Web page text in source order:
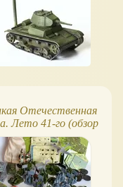
Отечественная
Лето 41-го (обзор
игры)